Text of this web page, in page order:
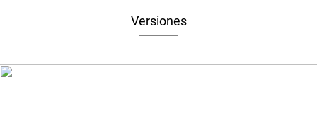
Versiones